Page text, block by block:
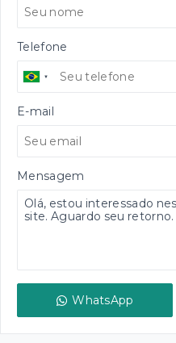
Telefone
E-mail
Mensagem
WhatsApp